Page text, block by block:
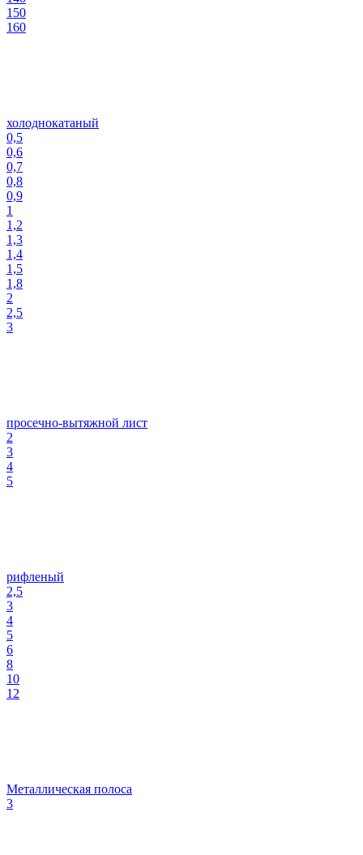
150
160
холоднокатаный
0,5
0,6
0,7
0,8
0,9
1
1,2
1,3
1,4
1,5
1,8
2
2,5
3
просечно-вытяжной лист
2
3
4
5
рифленый
2,5
3
4
5
6
8
10
12
Металлическая полоса
3